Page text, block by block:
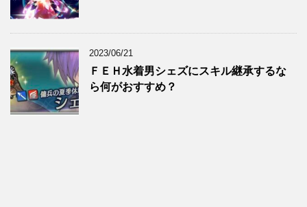
2023/06/21
ＦＥＨ水着男シェズにスキル継承するな
ら何がおすすめ？